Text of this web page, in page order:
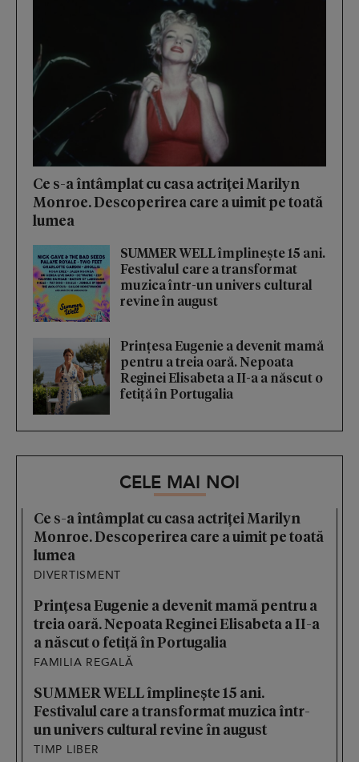
Ce s-a întâmplat cu casa actriței Marilyn
Monroe. Descoperirea care a uimit pe toată
lumea
SUMMER WELL împlinește 15 ani.
Festivalul care a transformat
muzica într-un univers cultural
revine în august
Prințesa Eugenie a devenit mamă
pentru a treia oară. Nepoata
Reginei Elisabeta a II-a a născut o
fetiță în Portugalia
CELE MAI NOI
Ce s-a întâmplat cu casa actriței Marilyn
Monroe. Descoperirea care a uimit pe toată
lumea
DIVERTISMENT
Prințesa Eugenie a devenit mamă pentru a
treia oară. Nepoata Reginei Elisabeta a II-a
a născut o fetiță în Portugalia
FAMILIA REGALĂ
SUMMER WELL împlinește 15 ani.
Festivalul care a transformat muzica într-
un univers cultural revine în august
TIMP LIBER